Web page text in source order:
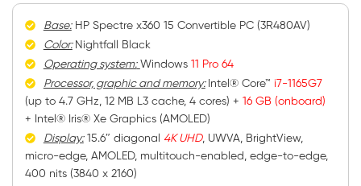
Base:HP Spectre x360 15 Convertible PC (3R480AV)
Color: Nightfall Black
Operating system: Windows 11 Pro 64
Processor, graphic and memory: Intel® Core™ i7-1165G7
(up to 4.7 GHz, 12 MB L3 cache, 4 cores) + 16 GB (onboard)
+ Intel® Iris® Xe Graphics (AMOLED)
Display:15.6″ diagonal 4K UHD, UWVA, BrightView,
micro-edge, AMOLED, multitouch-enabled, edge-to-edge,
400 nits (3840 x 2160)